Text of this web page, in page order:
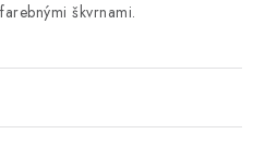
škvrnami.